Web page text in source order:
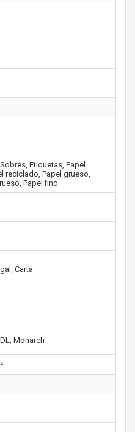
Etiquetas, Papel
reciclado, Papel grueso,
Papel fino
Carta
Monarch